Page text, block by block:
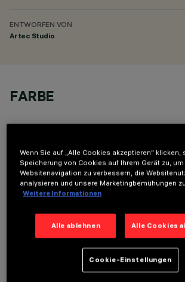
ENTWORFEN VON
Artec Studio
FARBE
OPTIONALE
TECHNISCHE DATEN
Wenn Sie auf „Alle Cookies akzeptieren“ klicken,
Speicherung von Cookies auf Ihrem Gerät zu, um
Websitenavigation zu verbessern, die
analysieren und unsere Marketingbemühungen
Weitere Informationen
Alle ablehnen Alle Cookies
Cookie-Einstellungen